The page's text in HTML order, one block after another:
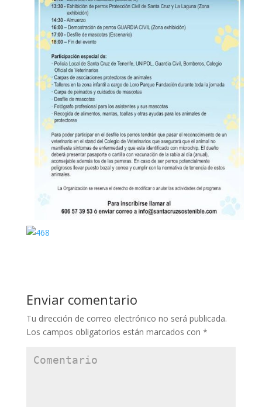
Enviar comentario
Tu dirección de correo electrónico no será publicada.
Los campos obligatorios están marcados con *